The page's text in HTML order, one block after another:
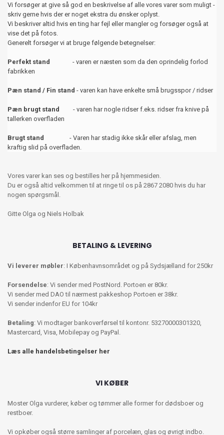
Vi forsøger at give så god en beskrivelse af alle vores varer som muligt -
skriv gerne hvis der er noget ekstra du ønsker oplyst.
Vi beskriver altid hvis en ting har fejl eller mangler og forsøger også at
vise det på fotos.
Generelt forsøger vi at bruge følgende betegnelser:
Perfekt stand - varen er næsten som da den oprindelig forlod
fabrikken
Pæn stand / Fin stand - varen kan have enkelte små brugsspor / ridser
Pæn brugt stand
- varen har nogle ridser f.eks. ridser fra knive på
tallerken overfladen
Brugt stand
- Varen har stadig ikke skår eller afslag, men
kraftig slid på overfladen.
Vores varer kan ses og bestilles her på hjemmesiden.
Du er også altid velkommen til at ringe til os på 2867 2080 hvis du har
nogen spørgsmål.
Gitte Olga og Niels Holbak
BETALING & LEVERING
Vi leverer møbler: I Københavnsområdet og på Sydsjælland for 250kr
Forsendelse: Vi sender med PostNord. Portoen er 80kr.
Vi sender med DAO til nærmest pakkeshop Portoen er 38kr.
Vi sender indenfor EU for 104kr
Betaling: Vi modtager bankoverførsel til kontonr. 53270000301320,
Mastercard, Visa, Mobilepay og PayPal.
Læs alle handelsbetingelser her
VI KØBER
Moster Olga vurderer, køber og tømmer alle former for dødsboer og
restboer.
Vi opkøber også større samlinger af porcelæn, glas og øvrigt indbo.